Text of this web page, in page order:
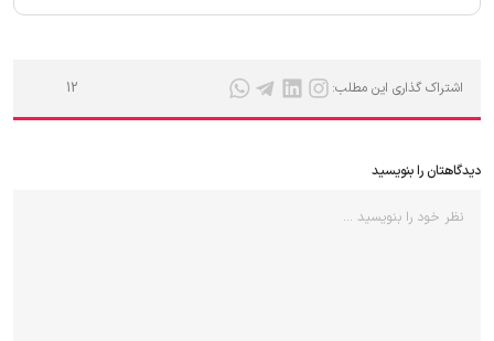
اشتراک گذاری این مطلب: 12
دیدگاهتان را بنویسید